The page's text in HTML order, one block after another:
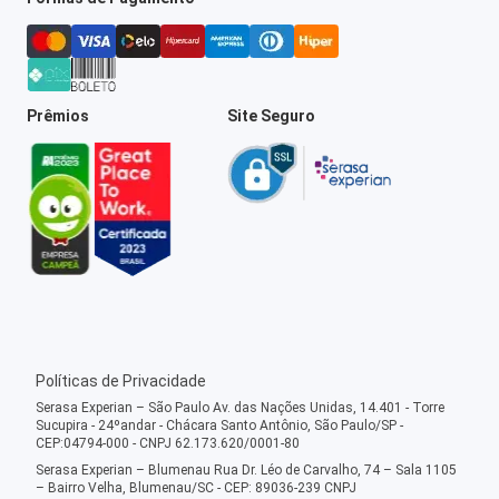
Prêmios Site Seguro
Políticas de Privacidade
Serasa Experian – São Paulo Av. das Nações Unidas, 14.401 - Torre
Sucupira - 24ºandar - Chácara Santo Antônio, São Paulo/SP -
CEP:04794-000 - CNPJ 62.173.620/0001-80
Serasa Experian – Blumenau Rua Dr. Léo de Carvalho, 74 – Sala 1105
– Bairro Velha, Blumenau/SC - CEP: 89036-239 CNPJ